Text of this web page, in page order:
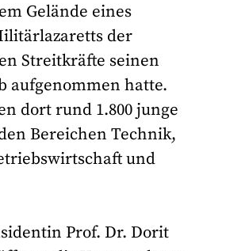
Gelände eines
der
Streitkräfte seinen
aufgenommen hatte.
dort rund 1.800 junge
Bereichen Technik,
und
Prof. Dr. Dorit